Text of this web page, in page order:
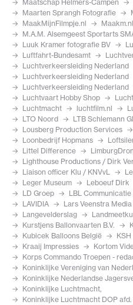
Maatschap Helmers-Campen
Maarten Sprangh Fotografie
MaakMijnFilmpje.nl
Maakm.nl
M.A.M. Alsemgeest Sportarts
Luuk Kramer fotografie BV
Luftfahrt-Bundesamt
Luchtverkeersleiding Nederland
Luchtverkeersleiding Nederland
Luchtverkeersleiding Nederland
Luchtvaart Hobby Shop
Luchtmacht
luchtfilm.nl
LTO Noord
LTB Schlemann
Lousberg Production Services
Loonbedrijf Hopmans
Littel Difference
Lighthouse Productions / Dirk
Liaison officer Klu / KNVvL
Leger Museum
Leboeuf Dirk
LD Groep
LBL
LAVIDIA
Lars Veenstra
Langevelderslag
Kurstjens Ballonvaarten B.V.
Kubicek Balloons België
Kraaij Impressies
Kortom
Korps Commando Troepen -
Koninklijke Vereniging van
Koninklijke Nederlandse
Koninklijke Luchtmacht,
Koninklijke Luchtmacht DOP